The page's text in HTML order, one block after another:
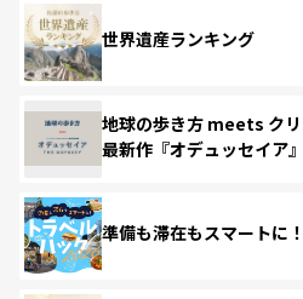
世界遺産ランキング
地球の歩き方 meets ク
最新作『オデュッセイア』
準備も滞在もスマート